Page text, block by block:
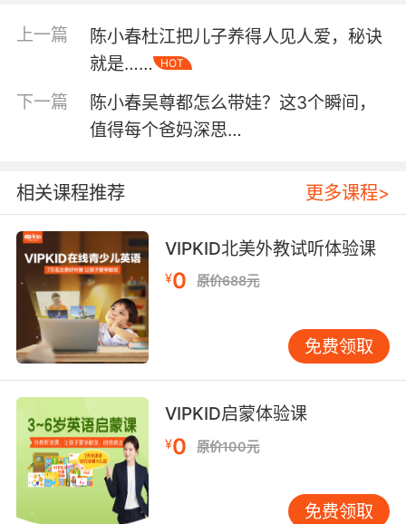
全（乱）新（炖）的亲子关系，不同背景的碰撞，让
出自己潜藏的另一面，其中变化很明显的是陈小
春、neinei和小
陈小春：
原来我是“女儿奴”啊！
上一篇
陈小春杜江把儿子养得人见人爱，秘诀
就是……
HOT
下一篇
陈小春吴尊都怎么带娃？这3个瞬间，
值得每个爸妈深思…
相关课程推荐 更多课程>
VIPKID北美外教试听体验课
¥0 原价688元
免费领取
VIPKID启蒙体验课
¥0 原价100元
免费领取